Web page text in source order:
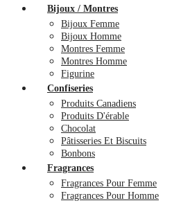
Bijoux / Montres
Bijoux Femme
Bijoux Homme
Montres Femme
Montres Homme
Figurine
Confiseries
Produits Canadiens
Produits D'érable
Chocolat
Pâtisseries Et Biscuits
Bonbons
Fragrances
Fragrances Pour Femme
Fragrances Pour Homme